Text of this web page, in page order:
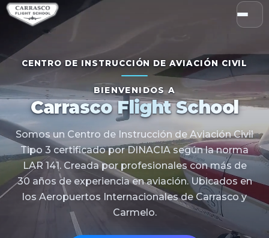
CENTRO DE INSTRUCCIÓN DE AVIACIÓN CIVIL
BIENVENIDOS A
Carrasco Flight School
Somos un Centro de Instrucción de Aviación Civil
Tipo 3 certificado por DINACIA según la norma
LAR 141. Creada por profesionales con más de
30 años de experiencia en aviación. Ubicados en
los Aeropuertos Internacionales de Carrasco y
Carmelo.